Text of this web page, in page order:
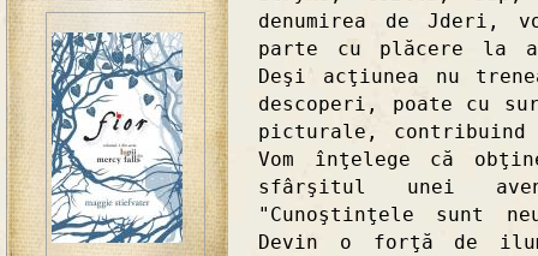
denumirea de Jderi,
parte cu plăcere la
Deşi acţiunea nu
descoperi, poate cu
picturale,
Vom înţelege că
sfârşitul unei
"Cunoştinţele sunt
Devin o forţă de